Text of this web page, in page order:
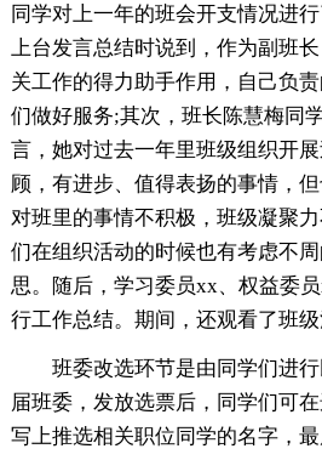
同学对上一年的班会开支情况进
上台发言总结时说到，作为副班
关工作的得力助手作用，自己负
们做好服务;其次，班长陈慧梅同
言，她对过去一年里班级组织开
顾，有进步、值得表扬的事情，
对班里的事情不积极，班级凝聚
们在组织活动的时候也有考虑不
思。随后，学习委员xx、权益委
行工作总结。期间，还观看了班级
班委改选环节是由同学们进
届班委，发放选票后，同学们可
写上推选相关职位同学的名字，